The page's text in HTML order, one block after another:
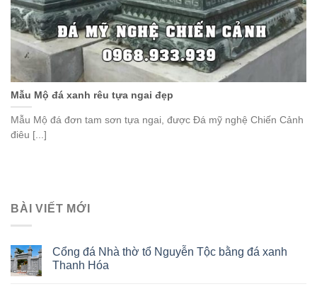
Mẫu Mộ đá xanh rêu tựa ngai đẹp
Mẫu Mộ đá đơn tam sơn tựa ngai, được Đá mỹ nghệ Chiến Cảnh
điêu [...]
BÀI VIẾT MỚI
Cổng đá Nhà thờ tổ Nguyễn Tộc bằng đá xanh
Thanh Hóa